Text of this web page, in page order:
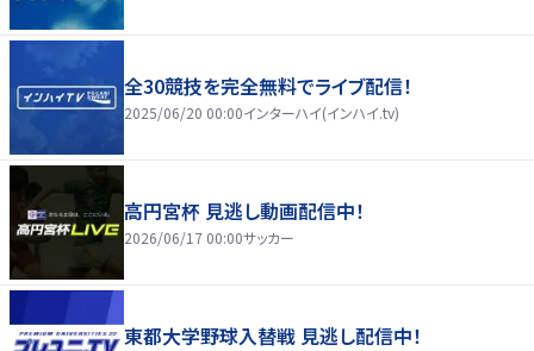
全30競技を完全無料でライブ配信！
2025/06/20 00:00インターハイ(インハイ.tv)
高円宮杯 見逃し動画配信中！
2026/06/17 00:00サッカー
東都大学野球入替戦 見逃し配信中！